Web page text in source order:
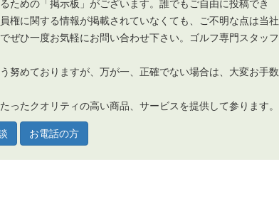
ための「掲示板」がございます。誰でもご自由に投稿でき
権に関する情報が掲載されていなくても、ご不明な点は当社
ぜひ一度お気軽にお問い合わせ下さい。ゴルフ専門スタッフ
努めておりますが、万が一、正確でない場合は、大変お手数
たクオリティの高い商品、サービスを提供して参ります。
お電話の方